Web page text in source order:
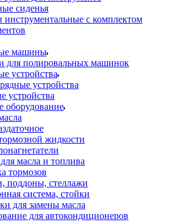
сиденья
инструментальные с комплектом
машины
для полировальных машинок
устройства
устройства
устройства
оборудование
жидкости
масла и топлива
тормозов
поддоны, стеллажи
система, стойки
для замены масла
для автокондиционеров